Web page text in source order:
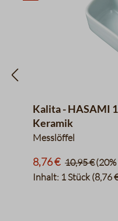
Kalita - HASAMI
Keramik
Messlöffel
Inhalt: 1 Stück(8,76
8,76 € 10,95 €